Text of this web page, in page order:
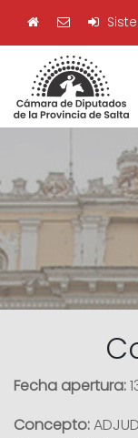
Fecha apertura:
Concepto: